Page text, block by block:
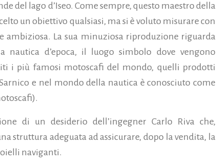
del lago d’Iseo. Come sempre, questo maestro della
un obiettivo qualsiasi, ma si è voluto misurare con
ambiziosa. La sua minuziosa riproduzione riguarda
d’epoca, il luogo simbolo dove vengono
i più famosi motoscafi del mondo, quelli prodotti
e nel mondo della nautica è conosciuto come
di un desiderio dell’ingegner Carlo Riva che,
struttura adeguata ad assicurare, dopo la vendita, la
naviganti.